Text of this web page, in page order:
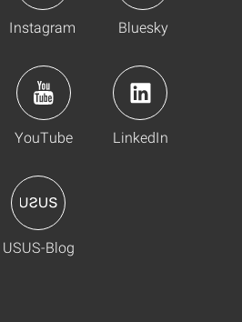
Instagram Bluesky
YouTube LinkedIn
USUS-Blog